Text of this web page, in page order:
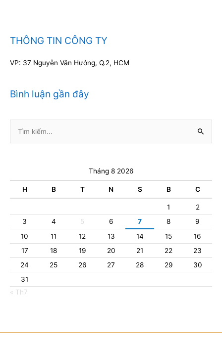
THÔNG TIN CÔNG TY
VP: 37 Nguyễn Văn Hưởng, Q.2, HCM
Bình luận gần đây
kiếm:
Tháng 8 2026
H B T N S B C
1
2
3
4 5 6 7 8
9
10
11 12 13 14 15
16
17
18 19 20 21 22
23
24
25 26 27 28 29
30
31
« Th7